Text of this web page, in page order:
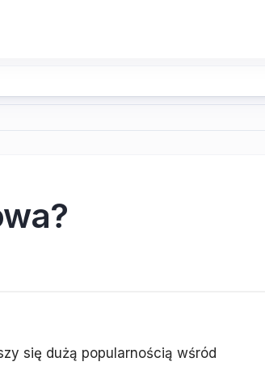
się dużą popularnością wśród